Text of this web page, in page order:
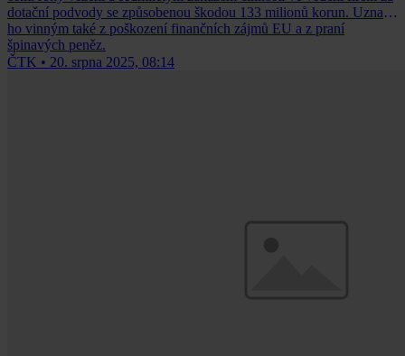
dotační podvody se způsobenou škodou 133 milionů korun. Uznal
ho vinným také z poškození finančních zájmů EU a z praní
špinavých peněz.
ČTK • 20. srpna 2025, 08:14